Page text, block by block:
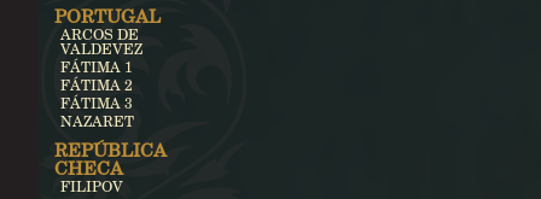
PORTUGAL
ARCOS DE
VALDEVEZ
FÁTIMA 1
FÁTIMA 2
FÁTIMA 3
NAZARET
REPÚBLICA
CHECA
FILIPOV